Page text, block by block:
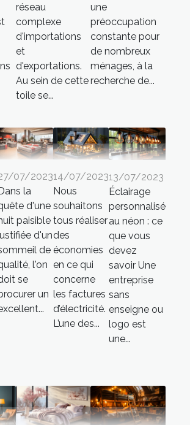
réseau
complexe
d'importations
et
d'exportations.
Au sein de cette
toile se...
une
préoccupation
constante pour
de nombreux
ménages, à la
recherche de...
07/2023
la
d'une
paisible
d'un
de
l'on
se
un
14/07/2023
Nous
souhaitons
tous réaliser
des
économies
en ce qui
concerne
les factures
d’électricité.
L’une des...
13/07/2023
Éclairage
personnalisé
au néon : ce
que vous
devez
savoir Une
entreprise
sans
enseigne ou
logo est
une...